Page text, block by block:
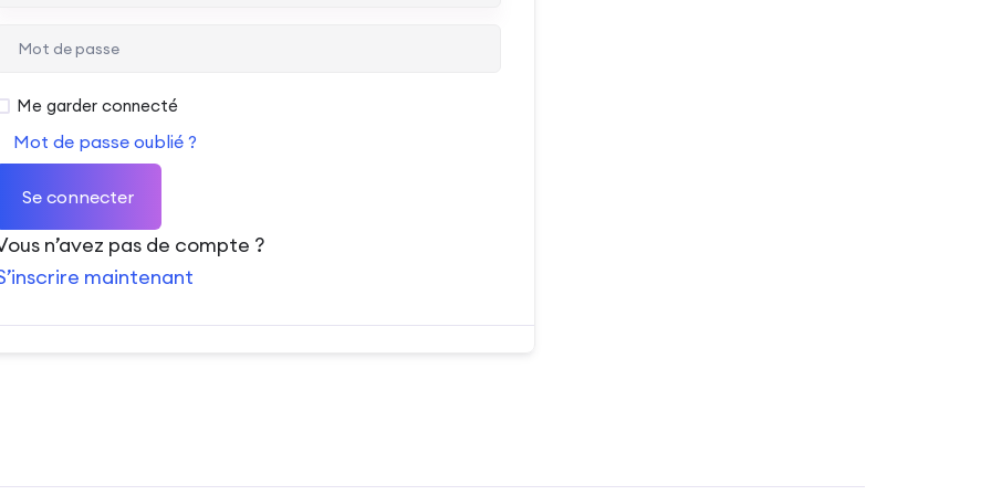
Me garder connecté
Mot de passe oublié ?
Se connecter
n’avez pas de compte ?
maintenant